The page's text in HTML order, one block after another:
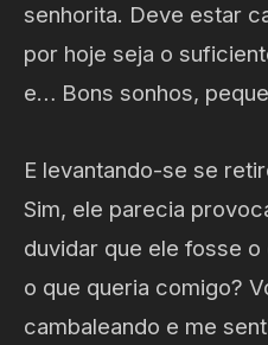
senhorita. Deve estar
por hoje seja o
e… Bons sonhos,
E levantando-se se
Sim, ele parecia
duvidar que ele fosse
o que queria comigo?
cambaleando e me